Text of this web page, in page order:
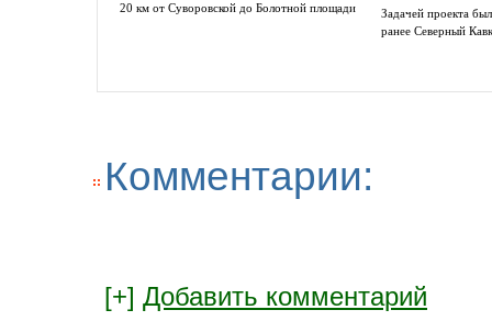
20 км от Суворовской до Болотной площади
Задачей проекта
ранее Северный
Комментарии:
[+] Добавить комментарий